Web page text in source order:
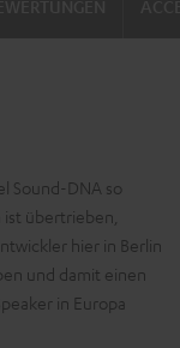
Sound-DNA so
ist übertrieben,
hier in Berlin
und damit einen
in Europa